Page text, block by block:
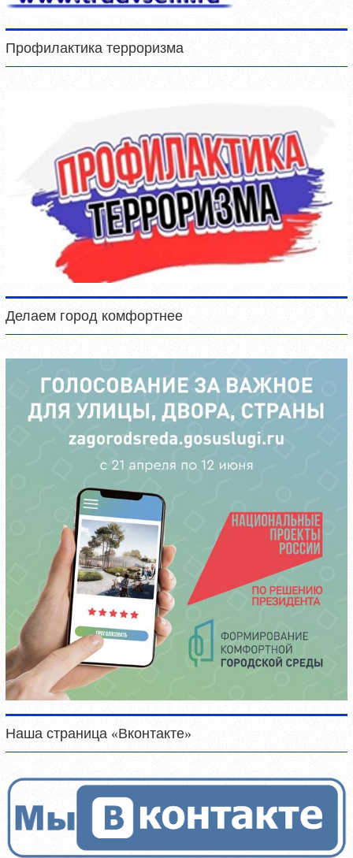
Профилактика терроризма
Делаем город комфортнее
Наша страница «Вконтакте»